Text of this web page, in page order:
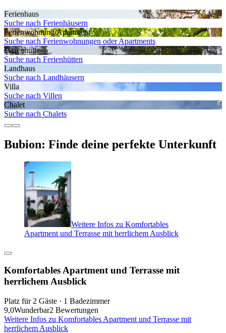
Ferienhaus
Suche nach Ferienhäusern
Ferienwohnung/Apartment
Suche nach Ferienwohnungen oder Apartments
Ferienhütte
Suche nach Ferienhütten
Landhaus
Suche nach Landhäusern
Villa
Suche nach Villen
Chalet
Suche nach Chalets
Bubion: Finde deine perfekte Unterkunft
Weitere Infos zu Komfortables
Apartment und Terrasse mit herrlichem Ausblick
Komfortables Apartment und Terrasse mit
herrlichem Ausblick
Platz für 2 Gäste · 1 Badezimmer
9,0Wunderbar2 Bewertungen
Weitere Infos zu Komfortables Apartment und Terrasse mit
herrlichem Ausblick